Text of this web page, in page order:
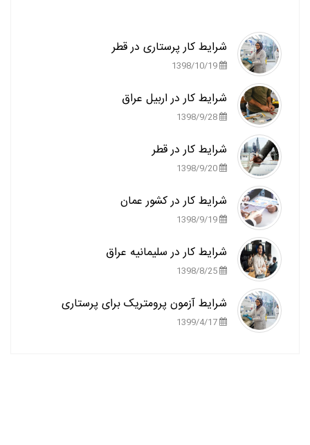
شرایط کار پرستاری در قطر
شرایط کار در اربیل عراق
شرایط کار در قطر
شرایط کار در کشور عمان
شرایط کار در سلیمانیه عراق
شرایط آزمون پرومتریک برای پرستاری